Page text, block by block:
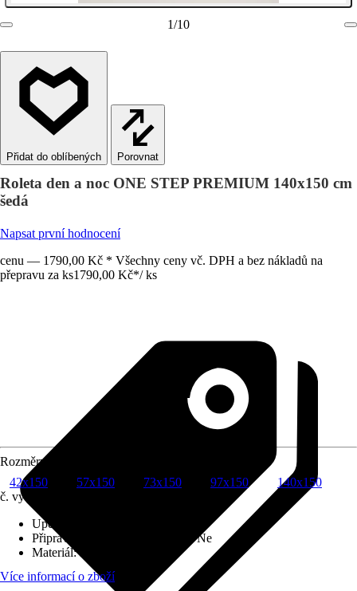
1/10
Porovnat
Roleta den a noc ONE STEP PREMIUM 140x150 cm
šedá
Napsat první hodnocení
cenu — 1790,00 Kč * Všechny ceny vč. DPH a bez nákladů na
přepravu za ks1790,00 Kč*/ ks
Rozměry (ŠxV)
42x150
57x150 73x150 97x150
140x150
č. výrobku
Upevnění
Připraveno na SMART HOME
:Ne
Materiál:
Více informací o zboží